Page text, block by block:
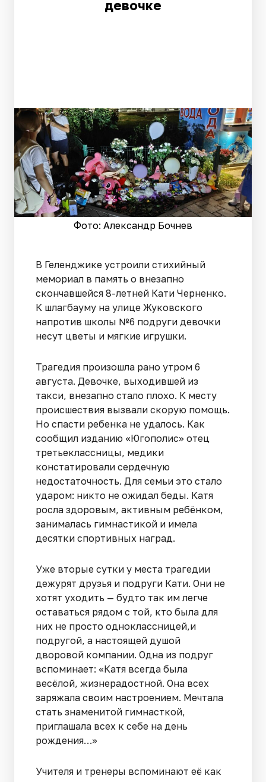
девочке
Фото: Александр Бочнев
В Геленджике устроили стихийный
мемориал в память о внезапно
скончавшейся 8-летней Кати Черненко.
К шлагбауму на улице Жуковского
напротив школы №6 подруги девочки
несут цветы и мягкие игрушки.
Трагедия произошла рано утром 6
августа. Девочке, выходившей из
такси, внезапно стало плохо. К месту
происшествия вызвали скорую помощь.
Но спасти ребенка не удалось. Как
сообщил изданию «Югополис» отец
третьеклассницы, медики
констатировали сердечную
недостаточность. Для семьи это стало
ударом: никто не ожидал беды. Катя
росла здоровым, активным ребёнком,
занималась гимнастикой и имела
десятки спортивных наград.
Уже вторые сутки у места трагедии
дежурят друзья и подруги Кати. Они не
хотят уходить — будто так им легче
оставаться рядом с той, кто была для
них не просто одноклассницей,и
подругой, а настоящей душой
дворовой компании. Одна из подруг
вспоминает: «Катя всегда была
весёлой, жизнерадостной. Она всех
заряжала своим настроением. Мечтала
стать знаменитой гимнасткой,
приглашала всех к себе на день
рождения…»
Учителя и тренеры вспоминают её как